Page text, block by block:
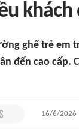
ghế trẻ em
đến cao cấp.
16/6/2026